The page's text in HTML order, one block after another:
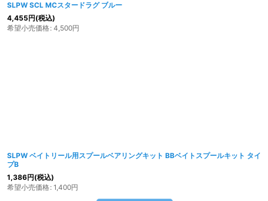
SLPW SCL MCスタードラグ ブルー
4,455円(税込)
希望小売価格: 4,500円
SLPW ベイトリール用スプールベアリングキット BBベイトスプールキット タイ
プB
1,386円(税込)
希望小売価格: 1,400円